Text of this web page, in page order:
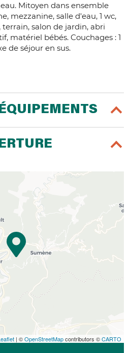
Mitoyen dans ensemble
mezzanine, salle d'eau, 1 wc,
salon de jardin, abri
matériel bébés. Couchages : 1
de séjour en sus.
| ©OpenStreetMapcontributors ©CARTO